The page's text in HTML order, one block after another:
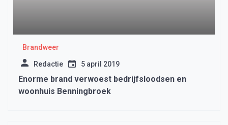
Brandweer
Redactie 5 april 2019
Enorme brand verwoest bedrijfsloodsen en
woonhuis Benningbroek